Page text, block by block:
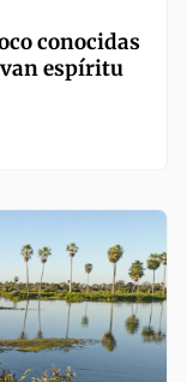
conocidas
espíritu